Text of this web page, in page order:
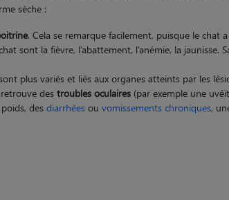
sèche :
. Cela se remarque facilement, puisque le chat
sont la fièvre, l’abattement, l’anémie, la jaunisse.
plus variés et liés aux organes atteints par les
des troubles oculaires (par exemple une
des diarrhées ou vomissements chroniques,